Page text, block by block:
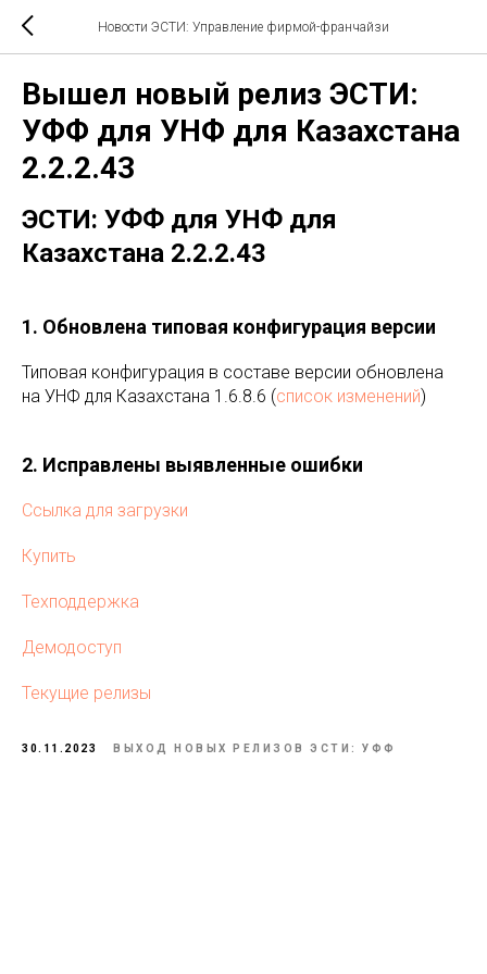
Новости ЭСТИ: Управление фирмой-франчайзи
Вышел новый релиз ЭСТИ:
УФФ для УНФ для Казахстана
2.2.2.43
ЭСТИ: УФФ для УНФ для
Казахстана 2.2.2.43
1. Обновлена типовая конфигурация версии
Типовая конфигурация в составе версии обновлена
на УНФ для Казахстана 1.6.8.6 (список изменений)
2. Исправлены выявленные ошибки
Ссылка для загрузки
Купить
Техподдержка
Демодоступ
Текущие релизы
30.11.2023 ВЫХОД НОВЫХ РЕЛИЗОВ ЭСТИ: УФФ